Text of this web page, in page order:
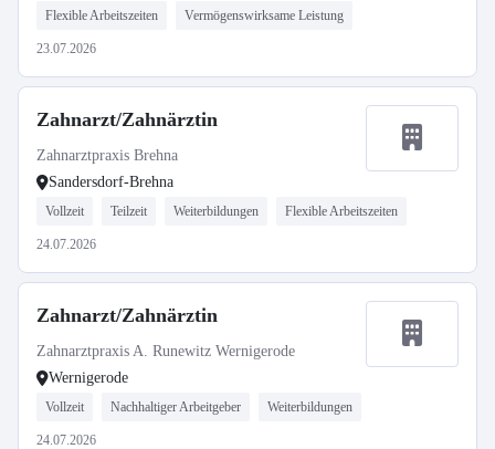
Flexible Arbeitszeiten Vermögenswirksame Leistung
23.07.2026
Zahnarzt/Zahnärztin
Zahnarztpraxis Brehna
Sandersdorf-Brehna
Vollzeit Teilzeit Weiterbildungen Flexible Arbeitszeiten
24.07.2026
Zahnarzt/Zahnärztin
Zahnarztpraxis A. Runewitz Wernigerode
Wernigerode
Vollzeit Nachhaltiger Arbeitgeber Weiterbildungen
24.07.2026